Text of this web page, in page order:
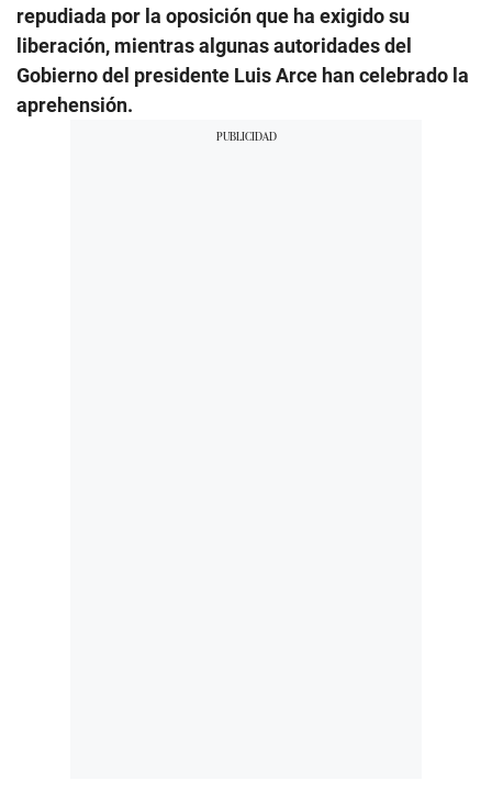
repudiada por la oposición que ha exigido su
liberación, mientras algunas autoridades del
Gobierno del presidente Luis Arce han celebrado la
aprehensión.